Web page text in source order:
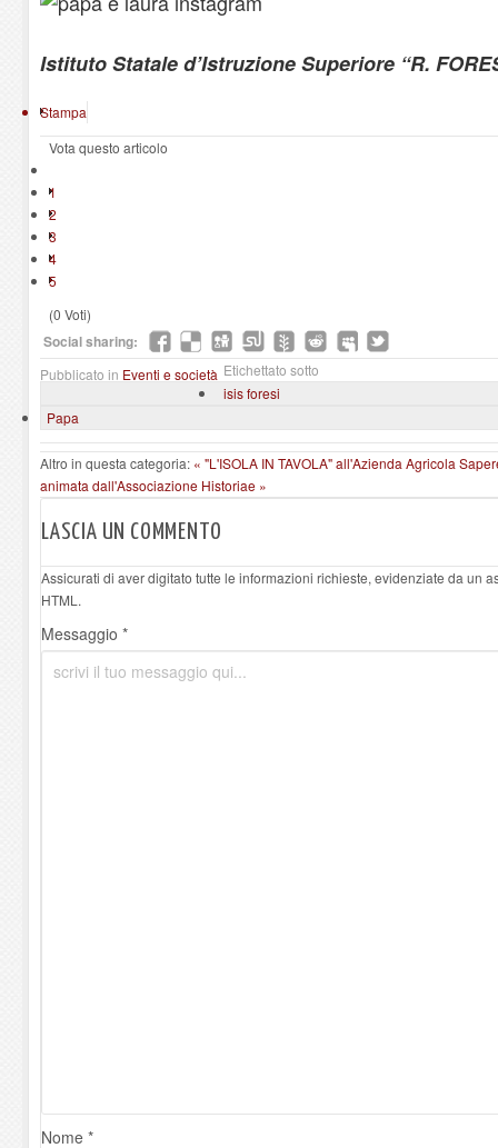
Istituto Statale d’Istruzione Superiore “R.
Stampa
Vota questo articolo
1
2
3
4
5
(0 Voti)
Social sharing:
Pubblicato in Eventi e società Etichettato sotto
isis foresi
Papa
Altro in questa categoria: « "L'ISOLA IN TAVOLA" all'Azienda Agricola
animata dall'Associazione Historiae »
LASCIA UN COMMENTO
Assicurati di aver digitato tutte le informazioni richieste, evidenziate da un
HTML.
Messaggio *
Nome *